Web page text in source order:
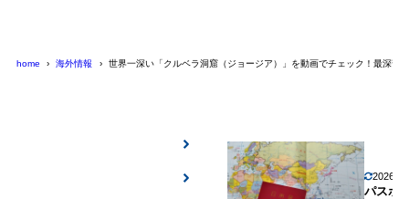
home 海外情報 世界一深い「クルベラ洞窟（ジョージア）」を動画でチェック！最深部
2026年
パスポ